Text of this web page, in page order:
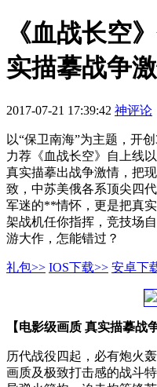
《血战长空
实描摹战争
2017-07-21 17:39:42 神评论
以“保卫南海”为主题，开
力荐《血战长空》自上线
真实描摹出战争激情，把
致，中苏美俄各系顶尖四
军迷的**情怀，更是把真
架战机任你指挥，竞技场
游大作，怎能错过？
礼包>> IOS下载>> 安卓下
【电影级画质 真实描摹战
历代战役四起，必有炮火
画质及极致打击感的战斗